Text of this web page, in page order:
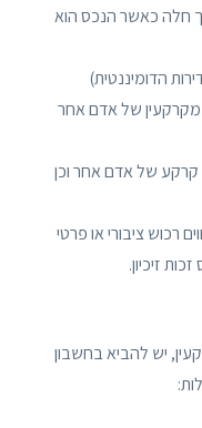
חלה כאשר הנכס הוא
הדומיננטית)
מקרקעין של אדם אחר
קרקע של אדם אחר וכן
רכוש ציבורי או פרטי
זיכיון.
יש להביא בחשבון